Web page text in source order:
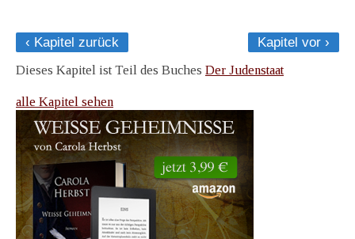
‹ Kapitel zurück
Kapitel vor ›
Dieses Kapitel ist Teil des Buches Der Judenstaat
alle Kapitel sehen